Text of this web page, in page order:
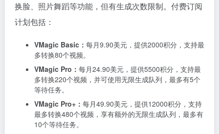
换脸、照片舞蹈等功能，但有生成次数限制。付费订阅
计划包括：
VMagic Basic： 每月9.90美元，提供2000积分，支持最
多转换80个视频。
VMagic Pro： 每月24.90美元，提供5500积分，支持最
多转换220个视频，并可使用无限生成队列，最多有5个
等待任务。
VMagic Pro+： 每月49.90美元，提供12000积分，支持
最多转换480个视频，享有额外的无限生成队列，最多有
10个等待任务。